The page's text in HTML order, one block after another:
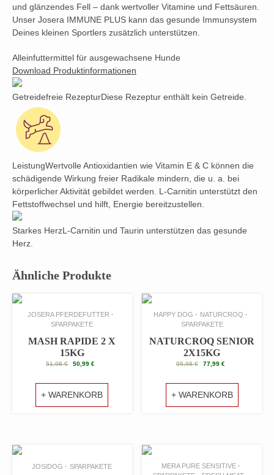
und glänzendes Fell – dank wertvoller Vitamine und Fettsäuren.
Unser Josera IMMUNE PLUS kann das gesunde Immunsystem
Deines kleinen Sportlers zusätzlich unterstützen.
Alleinfuttermittel für ausgewachsene Hunde
Download Produktinformationen
Getreidefreie RezepturDiese Rezeptur enthält kein Getreide.
LeistungWertvolle Antioxidantien wie Vitamin E & C können die
schädigende Wirkung freier Radikale mindern, die u. a. bei
körperlicher Aktivität gebildet werden. L-Carnitin unterstützt den
Fettstoffwechsel und hilft, Energie bereitzustellen.
Starkes HerzL-Carnitin und Taurin unterstützen das gesunde
Herz.
Ähnliche Produkte
JOSERA PFERDEFUTTER
SPARPAKETE
MASH RAPIDE 2 X
15KG
51,98€
URSPRÜNGLICHER
51,98 €
50,99€
50,99 €.
+ WARENKORB
HAPPY DOG
NATURCROQ
SPARPAKETE
NATURCROQ SENIOR
2X15KG
95,98€
URSPRÜNGLICHER
95,98 €
77,99 €
77,99 €.
+ WARENKORB
JOSIDOG SPARPAKETE
MERA PURE SENSITIVE